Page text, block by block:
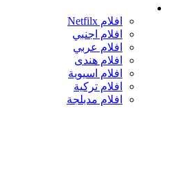
افلام Netfilx
افلام اجنبي
افلام عربي
افلام هندى
افلام اسيوية
افلام تركية
افلام مدبلجة